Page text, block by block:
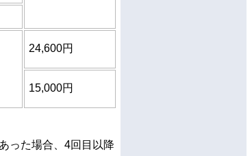
24,600円
15,000円
った場合、4回目以降